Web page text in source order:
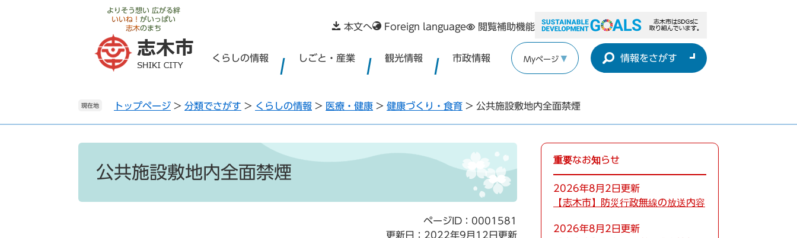
よりそう想い 広がる絆
いいね！ がいっぱい
志木のまち 本文へ Foreign language 閲覧補助機能
くらしの情報 しごと・産業 観光情報 市政情報 Myページ 情報をさがす
現在地 トップページ > 分類でさがす > くらしの情報 > 医療・健康 > 健康づくり・食育 > 公共施設敷地内全面禁煙
公共施設敷地内全面禁煙
ページID：0001581
更新日：2022年9月12日更新
重要なお知らせ
2026年8月2日更新
【志木市】防災行政無線の放送内容
2026年8月2日更新